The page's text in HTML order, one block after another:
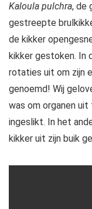
Kaloula pulchra, de
gestreepte
de kikker
kikker gestoken. In
rotaties uit om zijn
genoemd! Wij
was om organen
ingeslikt. In het
kikker uit zijn buik